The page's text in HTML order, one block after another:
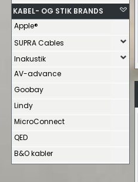
KABEL- OG STIK BRANDS
Apple®
SUPRA Cables
Inakustik
AV-advance
Goobay
Lindy
MicroConnect
QED
B&O kabler